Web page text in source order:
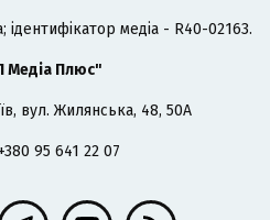
ідентифікатор медіа - R40-02163.
Медіа Плюс"
вул. Жилянська, 48, 50А
95 641 22 07